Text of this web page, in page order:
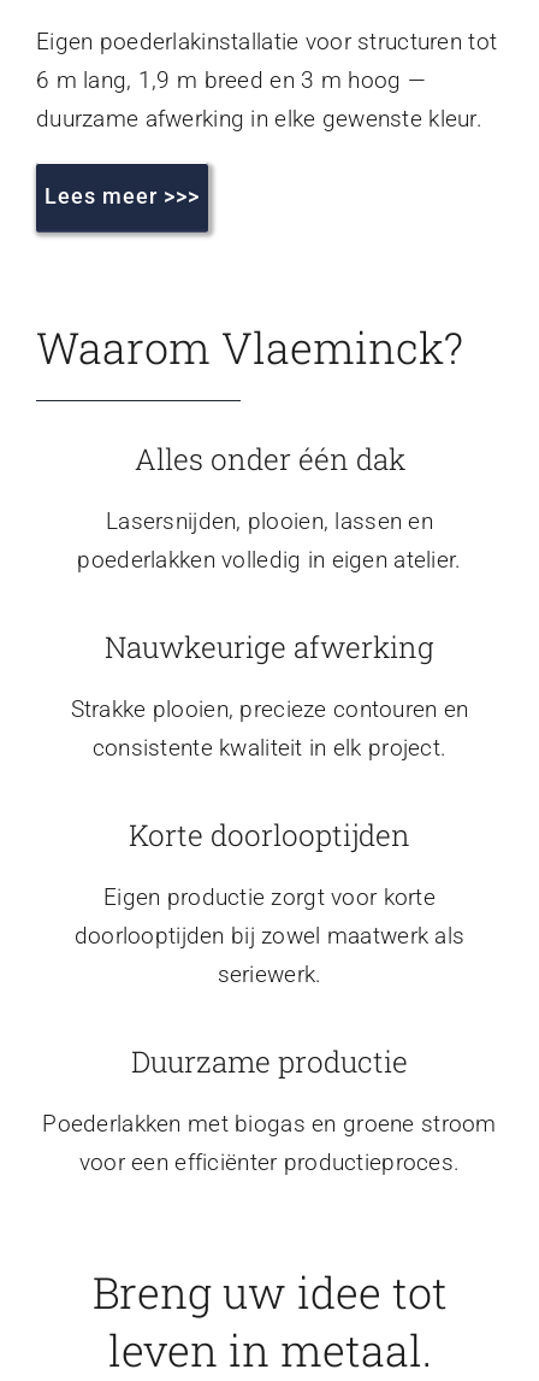
Eigen poederlakinstallatie voor structuren tot
6 m lang, 1,9 m breed en 3 m hoog —
duurzame afwerking in elke gewenste kleur.
Lees meer >>>
Waarom Vlaeminck?
Alles onder één dak
Lasersnijden, plooien, lassen en
poederlakken volledig in eigen atelier.
Nauwkeurige afwerking
Strakke plooien, precieze contouren en
consistente kwaliteit in elk project.
Korte doorlooptijden
Eigen productie zorgt voor korte
doorlooptijden bij zowel maatwerk als
seriewerk.
Duurzame productie
Poederlakken met biogas en groene stroom
voor een efficiënter productieproces.
Breng uw idee tot
leven in metaal.